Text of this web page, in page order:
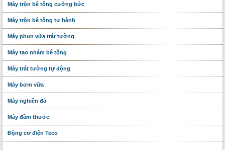
Máy trộn bê tông cưỡng bức
Máy trộn bê tông tự hành
Máy phun vữa trát tường
Máy tạo nhám bê tông
Máy trát tường tự động
Máy bơm vữa
Máy nghiền đá
Máy đầm thước
Động cơ điện Teco